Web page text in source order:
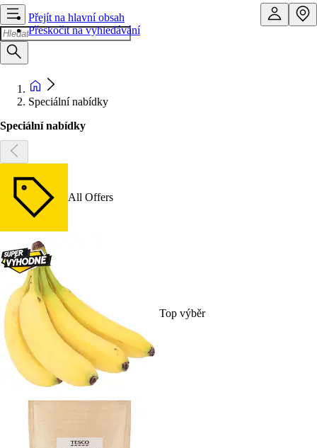
Přejít na hlavní obsah
Přeskočit na vyhledávání
Speciální nabídky
Speciální nabídky
All Offers
Top výběr